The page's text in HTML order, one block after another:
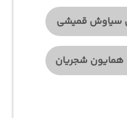
سیاوش قمیشی
همایون شجریان